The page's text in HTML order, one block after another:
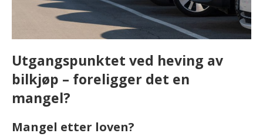
Utgangspunktet ved heving av
bilkjøp – foreligger det en
mangel?
Mangel etter loven?